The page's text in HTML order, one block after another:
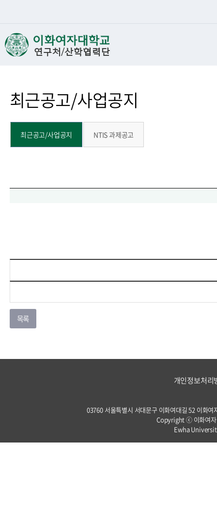
최근공고/사업공지
최근공고/사업공지 NTIS 과제공고
개인정보처리
03760 서울특별시 서대문구 이화여대길 52 이화
Copyright ⓒ 이화여자
Ewha